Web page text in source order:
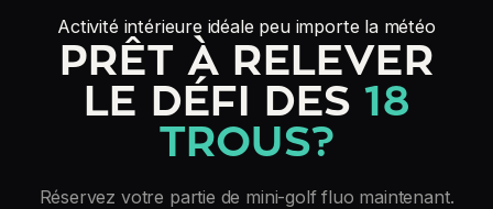
Activité intérieure idéale peu importe la météo
PRÊT À RELEVER
LE DÉFI DES18
TROUS?
Réservez votre partie de mini-golf fluo maintenant.